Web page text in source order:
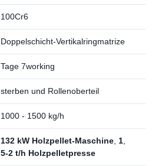
100Cr6
Doppelschicht-Vertikalringmatrize
Tage 7working
sterben und Rollenoberteil
1000 - 1500 kg/h
132 kW Holzpellet-Maschine 1
5-2 t/h Holzpelletpresse